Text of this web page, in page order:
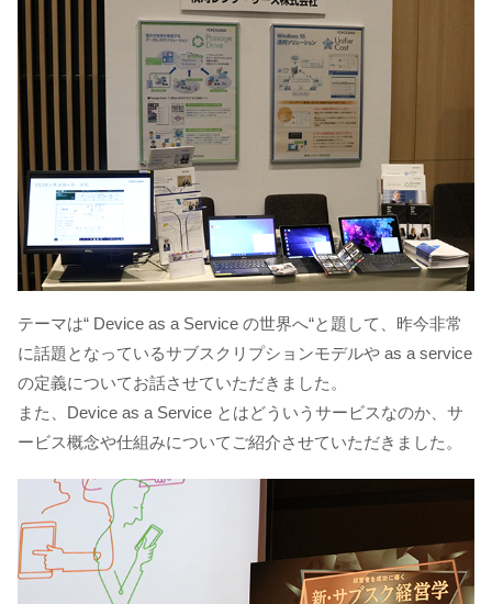
テーマは“ Device as a Service の世界へ“と題して、昨今非常
に話題となっているサブスクリプションモデルや as a service
の定義についてお話させていただきました。
また、Device as a Service とはどういうサービスなのか、サ
ービス概念や仕組みについてご紹介させていただきました。